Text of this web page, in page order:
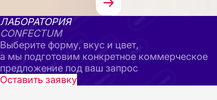
ЛАБОРАТОРИЯ
CONFECTUM
Выберите форму, вкус и цвет,
а мы подготовим конкретное коммерческое
предложение под ваш запрос
Оставить заявку